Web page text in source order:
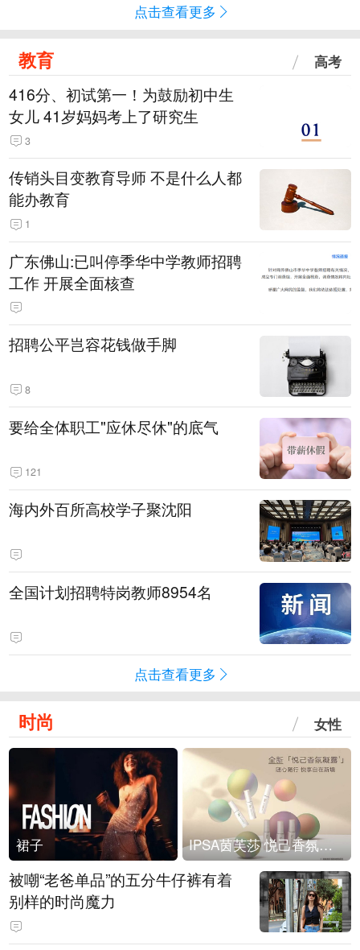
点击查看更多
教育 高考
416分、初试第一！为鼓励初中生
女儿 41岁妈妈考上了研究生
3
传销头目变教育导师 不是什么人都
能办教育
1
广东佛山:已叫停季华中学教师招聘
工作 开展全面核查
招聘公平岂容花钱做手脚
8
要给全体职工"应休尽休"的底气
121
海内外百所高校学子聚沈阳
全国计划招聘特岗教师8954名
点击查看更多
时尚 女性
裙子 IPSA茵芙莎 悦己香氛凝露上市
被嘲“老爸单品”的五分牛仔裤有着
别样的时尚魔力